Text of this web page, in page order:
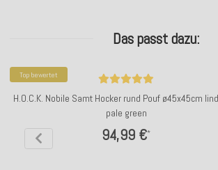
Das passt dazu:
Top bewertet
H.O.C.K. Nobile Samt Hocker rund Pouf ø45x45cm
pale green
94,99 €*